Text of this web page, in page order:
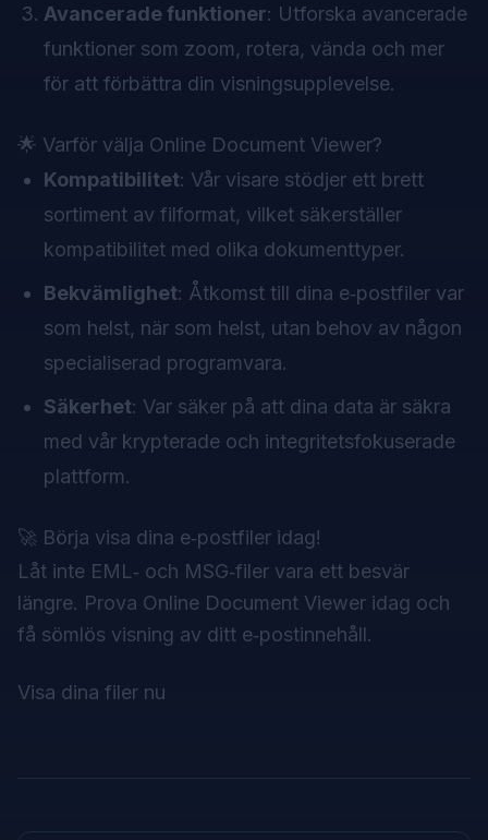
Avancerade funktioner: Utforska avancerade
funktioner som zoom, rotera, vända och mer
för att förbättra din visningsupplevelse.
🌟 Varför välja Online Document Viewer?
Kompatibilitet: Vår visare stödjer ett brett
sortiment av filformat, vilket säkerställer
kompatibilitet med olika dokumenttyper.
Bekvämlighet: Åtkomst till dina e‑postfiler var
som helst, när som helst, utan behov av någon
specialiserad programvara.
Säkerhet: Var säker på att dina data är säkra
med vår krypterade och integritetsfokuserade
plattform.
🚀 Börja visa dina e‑postfiler idag!
Låt inte EML‑ och MSG‑filer vara ett besvär
längre. Prova Online Document Viewer idag och
få sömlös visning av ditt e‑postinnehåll.
Visa dina filer nu